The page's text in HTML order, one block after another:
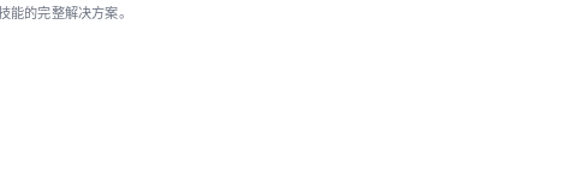
的完整解决方案。